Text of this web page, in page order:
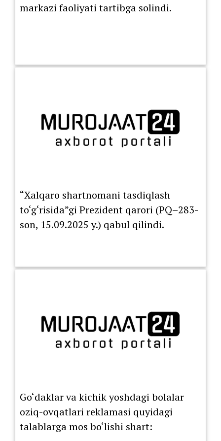
markazi faoliyati tartibga solindi.
“Xalqaro shartnomani tasdiqlash
to‘g‘risida”gi Prezident qarori (PQ–283-
son, 15.09.2025 y.) qabul qilindi.
Go‘daklar va kichik yoshdagi bolalar
oziq-ovqatlari reklamasi quyidagi
talablarga mos bo‘lishi shart: